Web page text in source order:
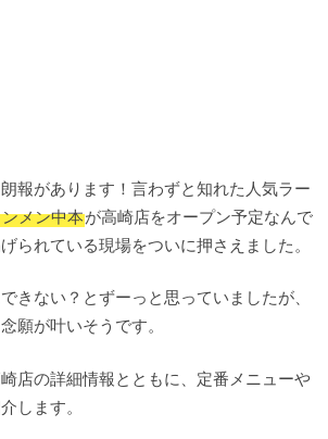
報があります！言わずと知れた人気ラー
メン中本が高崎店をオープン予定なんで
られている現場をついに押さえました。
きない？とずーっと思っていましたが、
願が叶いそうです。
店の詳細情報とともに、定番メニューや
します。